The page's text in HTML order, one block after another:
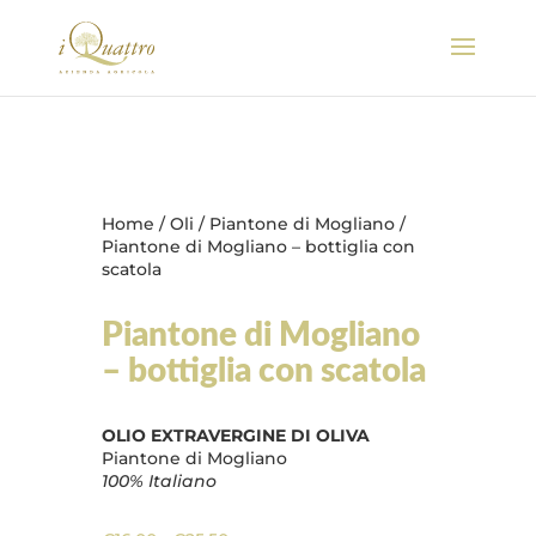
Home /Oli / Piantone di Mogliano/
Piantone di Mogliano – bottiglia con
scatola
Piantone di Mogliano
– bottiglia con scatola
OLIO EXTRAVERGINE DI OLIVA
Piantone di Mogliano
100% Italiano